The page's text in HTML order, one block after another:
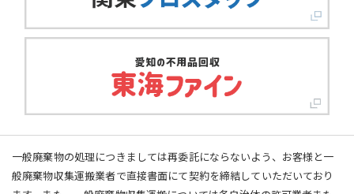
一般廃棄物の処理につきましては再委託にならないよう、お客様と一
般廃棄物収集運搬業者で直接書面にて契約を締結していただいており